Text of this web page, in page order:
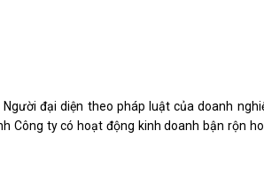
đại diện theo pháp luật của doanh
Công ty có hoạt động kinh doanh bận rộn